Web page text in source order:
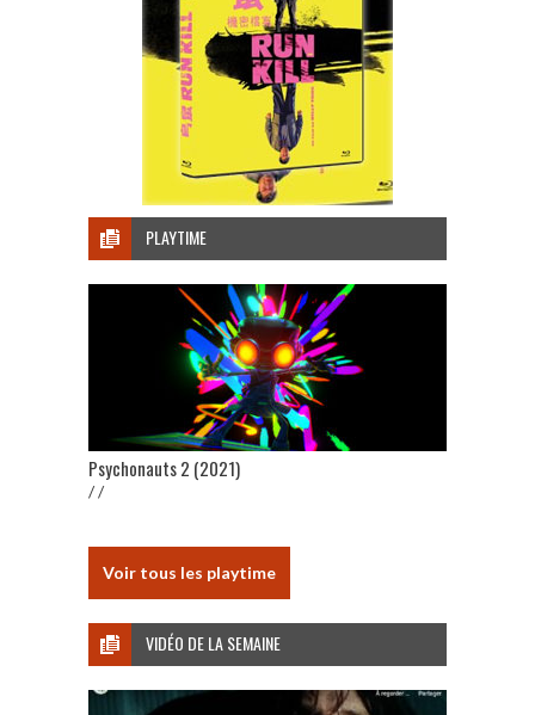
PLAYTIME
Psychonauts 2 (2021)
/ /
Voir tous les playtime
VIDÉO DE LA SEMAINE